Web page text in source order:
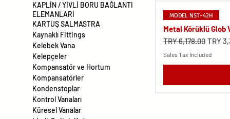
KAPLİN / YİVLİ BORU BAĞLANTI
ELEMANLARI
KARTUŞ SALMASTRA
Kaynaklı Fittings
Kelebek Vana
Kelepçeler
Kompansatör ve Hortum
Kompansatörler
Kondenstoplar
Kontrol Vanaları
Küresel Vanalar
MODEL NST-42H
Metal Körüklü Glob
Regular Price
TRY 6,178.00 Sale
TRY
Sales Tax Included